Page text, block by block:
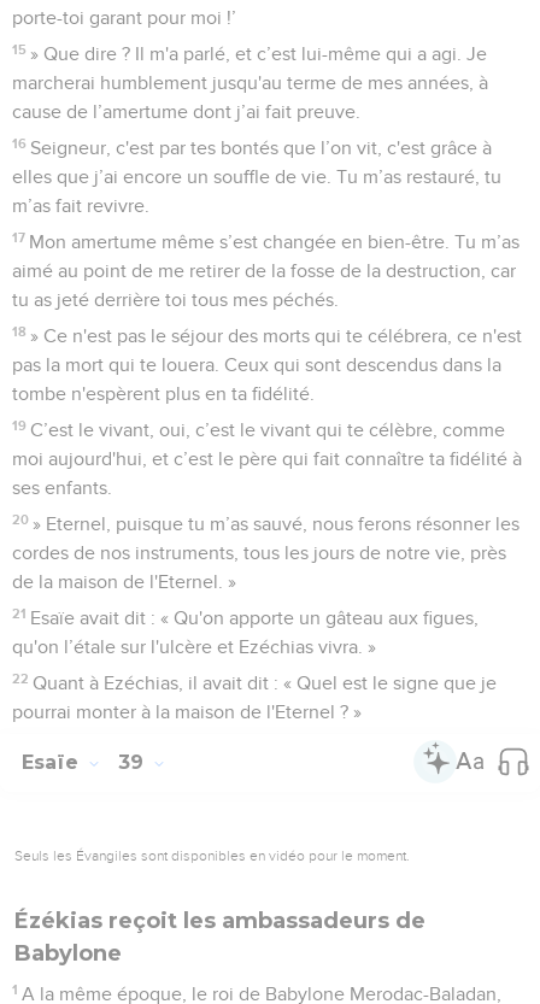
porte-toi garant pour moi !’
15 » Que dire ? Il m'a parlé, et c’est lui-même qui a agi. Je
marcherai humblement jusqu'au terme de mes années, à
cause de l’amertume dont j’ai fait preuve.
16 Seigneur, c'est par tes bontés que l’on vit, c'est grâce à
elles que j’ai encore un souffle de vie. Tu m’as restauré, tu
m’as fait revivre.
17 Mon amertume même s’est changée en bien-être. Tu m’as
aimé au point de me retirer de la fosse de la destruction, car
tu as jeté derrière toi tous mes péchés.
18 » Ce n'est pas le séjour des morts qui te célébrera, ce n'est
pas la mort qui te louera. Ceux qui sont descendus dans la
tombe n'espèrent plus en ta fidélité.
19 C’est le vivant, oui, c’est le vivant qui te célèbre, comme
moi aujourd'hui, et c’est le père qui fait connaître ta fidélité à
ses enfants.
20 » Eternel, puisque tu m’as sauvé, nous ferons résonner les
cordes de nos instruments, tous les jours de notre vie, près
de la maison de l'Eternel. »
21 Esaïe avait dit : « Qu'on apporte un gâteau aux figues,
qu'on l’étale sur l'ulcère et Ezéchias vivra. »
22 Quant à Ezéchias, il avait dit : « Quel est le signe que je
pourrai monter à la maison de l'Eternel ? »
Esaïe 39
Seuls les Évangiles sont disponibles en vidéo pour le moment.
Ézékias reçoit les ambassadeurs de
Babylone
1 A la même époque, le roi de Babylone Merodac-Baladan,